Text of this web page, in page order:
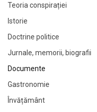
Teoria conspirației
Istorie
Doctrine politice
Jurnale, memorii, biografii
Documente
Gastronomie
Învățământ